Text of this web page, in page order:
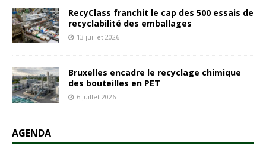
RecyClass franchit le cap des 500 essais de
recyclabilité des emballages
13 juillet 2026
Bruxelles encadre le recyclage chimique
des bouteilles en PET
6 juillet 2026
AGENDA